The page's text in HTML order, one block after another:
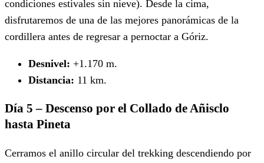
condiciones estivales sin nieve). Desde la cima,
disfrutaremos de una de las mejores panorámicas de la
cordillera antes de regresar a pernoctar a Góriz.
Desnivel: +1.170 m.
Distancia: 11 km.
Día 5 – Descenso por el Collado de Añisclo
hasta Pineta
Cerramos el anillo circular del trekking descendiendo por